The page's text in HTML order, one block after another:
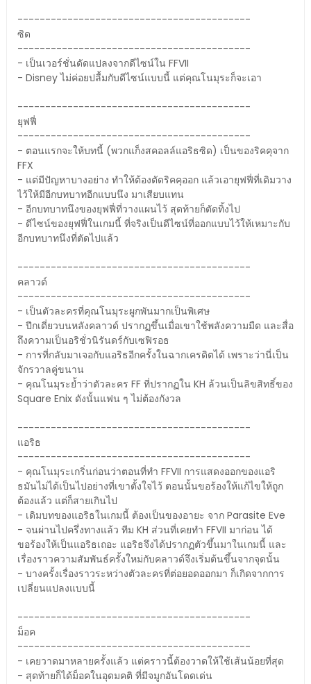
------------------------------------------
ซิด
------------------------------------------
- เป็นเวอร์ชั่นดัดแปลงจากดีไซน์ใน FFVII
- Disney ไม่ค่อยปลื้มกับดีไซน์แบบนี้ แต่คุณโนมุระก็จะเอา
------------------------------------------
ยุฟฟี่
------------------------------------------
- ตอนแรกจะให้บทนี้ (พวกแก็งสคอลล์แอริธซิด) เป็นของริคคุจาก
FFX
- แต่มีปัญหาบางอย่าง ทำให้ต้องตัดริคคุออก แล้วเอายุฟฟี่ที่เดิมวาง
ไว้ให้มีอีกบทบาทอีกแบบนึง มาเสียบแทน
- อีกบทบาทนึงของยุฟฟี่ที่วางแผนไว้ สุดท้ายก็ตัดทิ้งไป
- ดีไซน์ของยุฟฟี่ในเกมนี้ ที่จริงเป็นดีไซน์ที่ออกแบบไว้ให้เหมาะกับ
อีกบทบาทนึงที่ตัดไปแล้ว
------------------------------------------
คลาวด์
------------------------------------------
- เป็นตัวละครที่คุณโนมุระผูกพันมากเป็นพิเศษ
- ปีกเดี่ยวบนหลังคลาวด์ ปรากฏขึ้นเมื่อเขาใช้พลังความมืด และสื่อ
ถึงความเป็นอริชั่วนิรันดร์กับเซฟิรอธ
- การที่กลับมาเจอกับแอริธอีกครั้งในฉากเครดิตได้ เพราะว่านี่เป็น
จักรวาลคู่ขนาน
- คุณโนมุระย้ำว่าตัวละคร FF ที่ปรากฏใน KH ล้วนเป็นลิขสิทธิ์ของ
Square Enix ดังนั้นแฟน ๆ ไม่ต้องกังวล
------------------------------------------
แอริธ
------------------------------------------
- คุณโนมุระเกริ่นก่อนว่าตอนที่ทำ FFVII การแสดงออกของแอริ
ธมันไม่ได้เป็นไปอย่างที่เขาตั้งใจไว้ ตอนนั้นขอร้องให้แก้ไขให้ถูก
ต้องแล้ว แต่ก็สายเกินไป
- เดิมบทของแอริธในเกมนี้ ต้องเป็นของอายะ จาก Parasite Eve
- จนผ่านไปครึ่งทางแล้ว ทีม KH ส่วนที่เคยทำ FFVII มาก่อน ได้
ขอร้องให้เป็นแอริธเถอะ แอริธจึงได้ปรากฏตัวขึ้นมาในเกมนี้ และ
เรื่องราวความสัมพันธ์ครั้งใหม่กับคลาวด์จึงเริ่มต้นขึ้นจากจุดนั้น
- บางครั้งเรื่องราวระหว่างตัวละครที่ต่อยอดออกมา ก็เกิดจากการ
เปลี่ยนแปลงแบบนี้
------------------------------------------
ม็อค
------------------------------------------
- เคยวาดมาหลายครั้งแล้ว แต่คราวนี้ต้องวาดให้ใช้เส้นน้อยที่สุด
- สุดท้ายก็ได้ม็อคในอุดมคติ ที่มีจมูกอันโดดเด่น